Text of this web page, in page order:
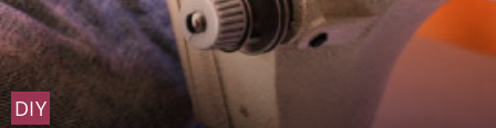
DIY